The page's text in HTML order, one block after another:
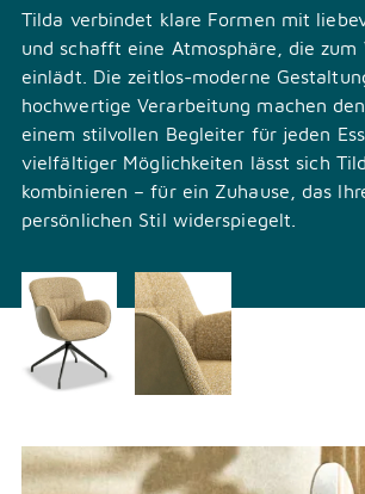
Tilda verbindet klare Formen mit
und schafft eine Atmosphäre, die zum
einlädt. Die zeitlos-moderne
hochwertige Verarbeitung machen
einem stilvollen Begleiter für jeden
vielfältiger Möglichkeiten lässt sich
kombinieren – für ein Zuhause, das
persönlichen Stil widerspiegelt.